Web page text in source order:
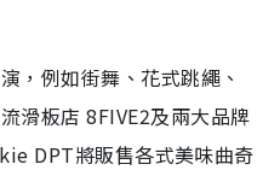
，例如街舞、花式跳繩、
滑板店8FIVE2及兩大品牌
DPT將販售各式美味曲奇